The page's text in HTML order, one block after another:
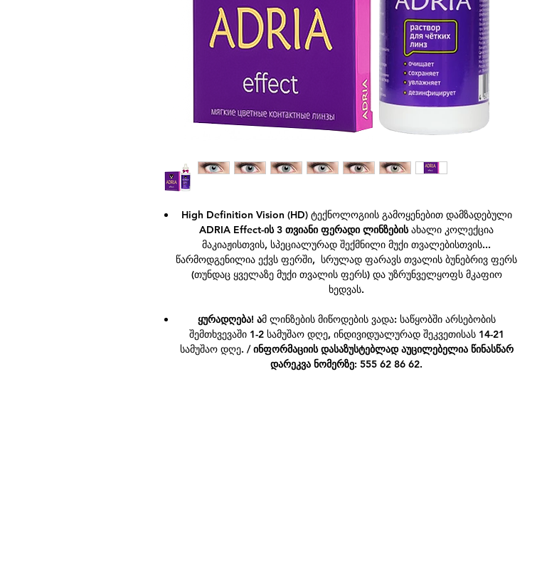
High Definition Vision (HD) ტექნოლოგიის გამოყენებით დამზადებული
ADRIA Effect-ის 3 თვიანი ფერადი ლინზებისახალი კოლექცია
მაკიაჟისთვის, სპეციალურად შექმნილი მუქი თვალებისთვის...
წარმოდგენილია ექვს ფერში, სრულად ფარავს თვალის ბუნებრივ ფერს
(თუნდაც ყველაზე მუქი თვალის ფერს) და უზრუნველყოფს მკაფიო
ხედვას.
ყურადღება! ამ ლინზების მიწოდების ვადა: საწყობში არსებობის
შემთხვევაში 1-2 სამუშაო დღე, ინდივიდუალურად შეკვეთისას 14-21
სამუშაო დღე. /ინფორმაციის დასაზუსტებლად აუცილებელია წინასწარ
დარეკვა ნომერზე: 555 62 86 62.